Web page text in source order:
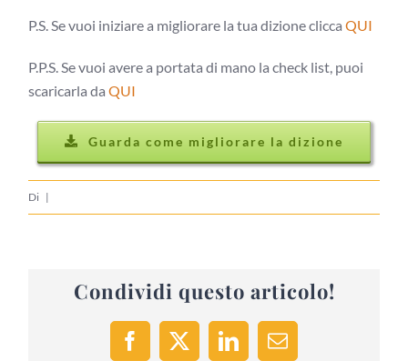
P.S. Se vuoi iniziare a migliorare la tua dizione cliccaQUI
P.P.S. Se vuoi avere a portata di mano la check list, puoi
scaricarla daQUI
Guarda come migliorare la dizione
Di |
Condividi questo articolo!
Facebook
X LinkedInEmail